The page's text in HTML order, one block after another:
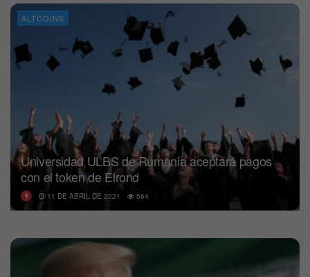
ALTCOINS
Universidad ULBS de Rumania aceptará pagos
con el token de Elrond
11 DE ABRIL DE 2021 564